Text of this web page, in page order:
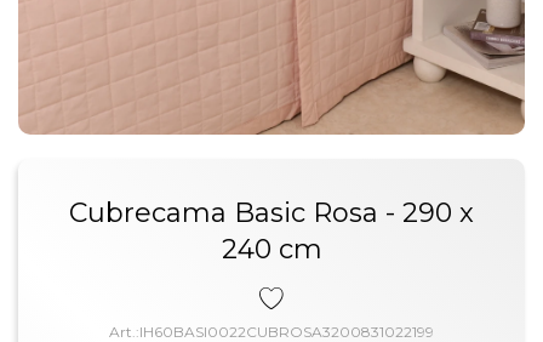
Cubrecama Basic Rosa - 290 x
240 cm
IH60BASI0022CUBROSA3200831022199